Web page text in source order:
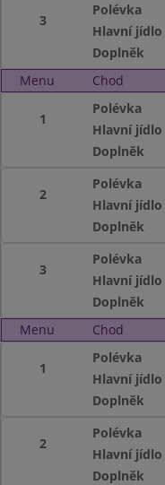
3
Polévka
Hlavní jídlo
Doplněk
Menu
Chod
1
Polévka
Hlavní jídlo
Doplněk
2
Polévka
Hlavní jídlo
Doplněk
3
Polévka
Hlavní jídlo
Doplněk
Menu
Chod
1
Polévka
Hlavní jídlo
Doplněk
2
Polévka
Hlavní jídlo
Doplněk